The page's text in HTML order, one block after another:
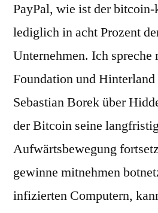
PayPal, wie ist der
lediglich in acht Prozent
Unternehmen. Ich spreche
Foundation und
Sebastian Borek über
der Bitcoin seine
Aufwärtsbewegung
gewinne mitnehmen
infizierten Computern,